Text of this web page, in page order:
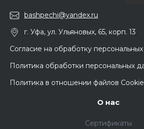
bashpechi@yandex.ru
г. Уфа, ул. Ульяновых, 65, корп. 13
Согласие на обработку
Политика обработки персональных
Политика в отношении файлов Cookie
О нас
Сертификаты